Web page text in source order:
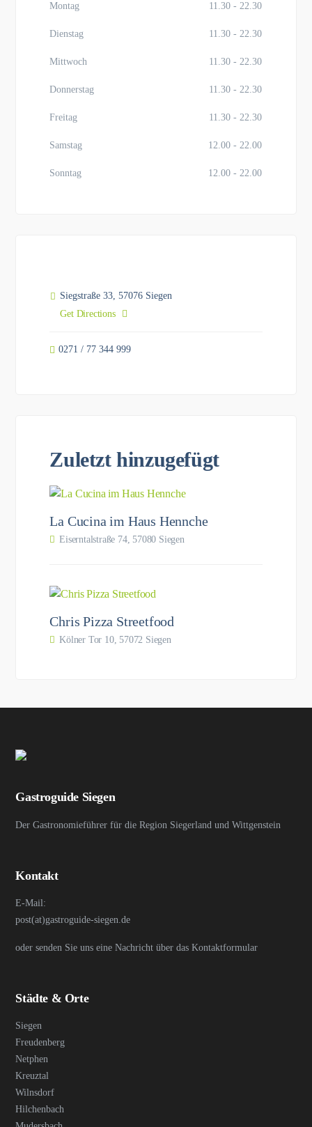
Montag 11.30 - 22.30
Dienstag 11.30 - 22.30
Mittwoch 11.30 - 22.30
Donnerstag 11.30 - 22.30
Freitag 11.30 - 22.30
Samstag 12.00 - 22.00
Sonntag 12.00 - 22.00
Siegstraße 33, 57076 Siegen
Get Directions
0271 / 77 344 999
Zuletzt hinzugefügt
La Cucina im Haus Hennche
Eiserntalstraße 74, 57080 Siegen
Chris Pizza Streetfood
Kölner Tor 10, 57072 Siegen
Gastroguide Siegen
Der Gastronomieführer für die Region Siegerland und Wittgenstein
Kontakt
E-Mail:
post(at)gastroguide-siegen.de
oder senden Sie uns eine Nachricht über das Kontaktformular
Städte & Orte
Siegen
Freudenberg
Netphen
Kreuztal
Wilnsdorf
Hilchenbach